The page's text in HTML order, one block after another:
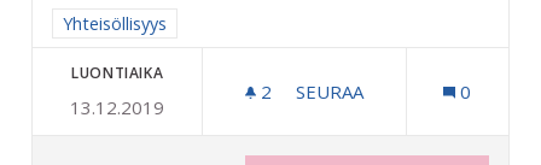
Rajaa tulokset aihepiirin mukaan: Yhteisöllisyys
Yhteisöllisyys
LUONTIAIKA
13.12.2019
2 2 SEURAAJAA
SEURAA 0